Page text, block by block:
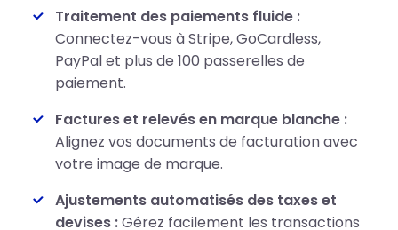
Traitement des paiements fluide :
Connectez-vous à Stripe, GoCardless,
PayPal et plus de 100 passerelles de
paiement.
Factures et relevés en marque blanche :
Alignez vos documents de facturation avec
votre image de marque.
Ajustements automatisés des taxes et
devises :Gérez facilement les transactions